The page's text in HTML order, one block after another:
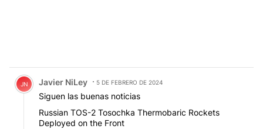
Comentario de Javier NiLey.
JN Javier NiLey 5 DE FEBRERO DE 2024
Siguen las buenas noticias
Russian TOS-2 Tosochka Thermobaric Rockets
Deployed on the Front